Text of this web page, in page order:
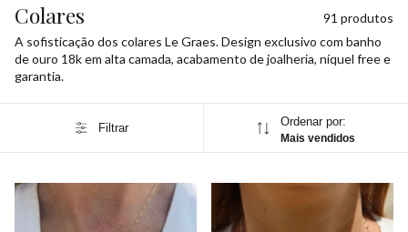
Colares
91 produtos
A sofisticação dos colares Le Graes. Design exclusivo com banho
de ouro 18k em alta camada, acabamento de joalheria, níquel free e
garantia.
Filtrar Ordenar por:
Mais vendidos